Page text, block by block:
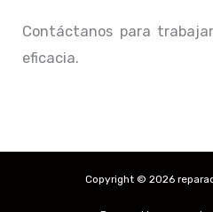
Contáctanos para
eficacia.
Copyright © 2026